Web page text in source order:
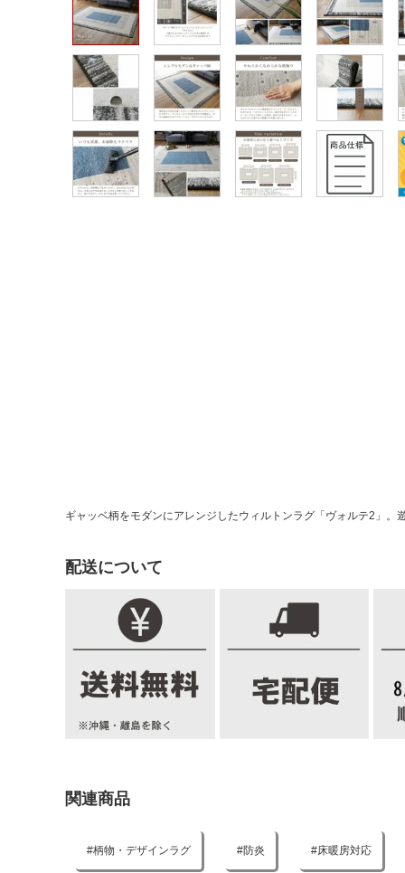
ギャッベ柄をモダンにアレンジしたウィルトンラグ「ヴォルテ2」
配送について
関連商品
柄物・デザインラグ 防炎 床暖房対応